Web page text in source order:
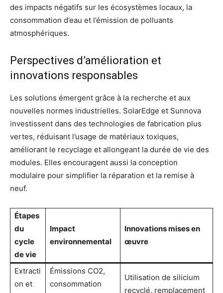
des impacts négatifs sur les écosystèmes locaux, la
consommation d’eau et l’émission de polluants
atmosphériques.
Perspectives d’amélioration et
innovations responsables
Les solutions émergent grâce à la recherche et aux
nouvelles normes industrielles. SolarEdge et Sunnova
investissent dans des technologies de fabrication plus
vertes, réduisant l’usage de matériaux toxiques,
améliorant le recyclage et allongeant la durée de vie des
modules. Elles encouragent aussi la conception
modulaire pour simplifier la réparation et la remise à
neuf.
Étapes
du
cycle
de vie
Impact
environnemental
Innovations mises en
œuvre
Extracti
on et
Émissions CO2,
consommation
Utilisation de silicium
recyclé, remplacement